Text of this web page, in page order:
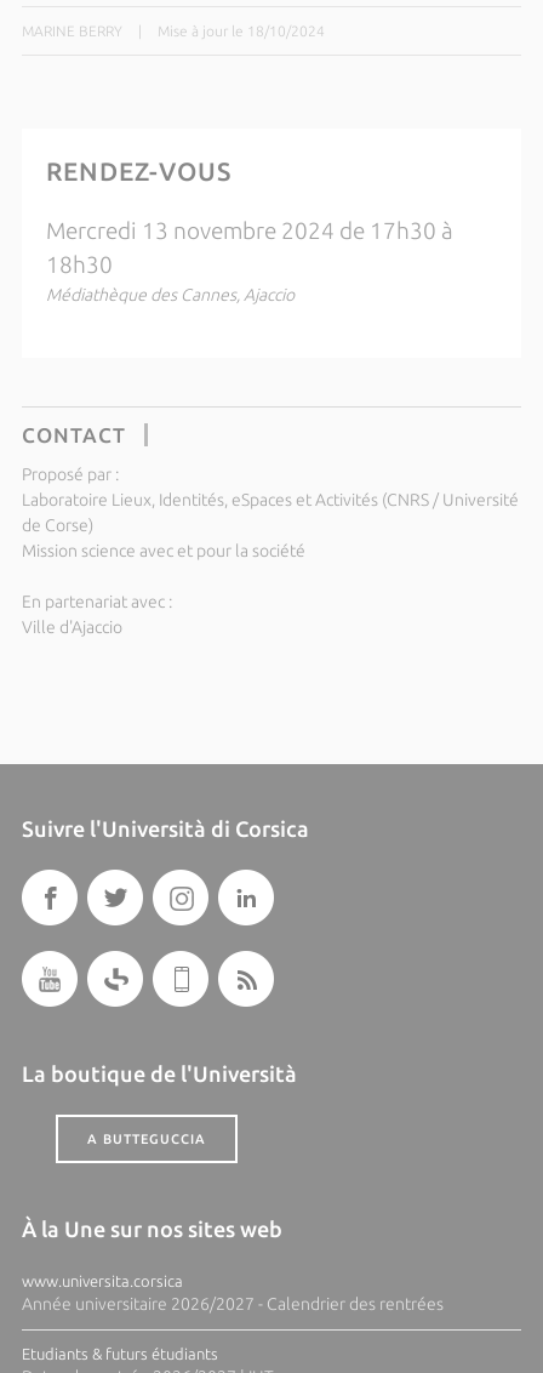
MARINE BERRY Mise à jour le 18/10/2024
RENDEZ-VOUS
Mercredi 13 novembre 2024 de 17h30 à
18h30
Médiathèque des Cannes, Ajaccio
CONTACT
Proposé par :
Laboratoire Lieux, Identités, eSpaces et Activités (CNRS / Université
de Corse)
Mission science avec et pour la société
En partenariat avec :
Ville d'Ajaccio
Suivre l'Università di Corsica
La boutique de l'Università
A BUTTEGUCCIA
À la Une sur nos sites web
www.universita.corsica
Année universitaire 2026/2027 - Calendrier des rentrées
Etudiants & futurs étudiants